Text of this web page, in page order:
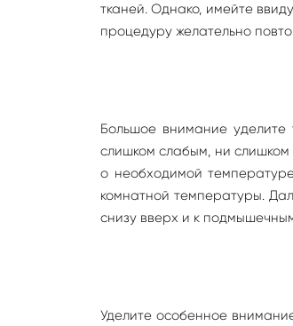
тканей. Однако, имейте
процедуру желательно
Большое внимание
слишком слабым, ни слишком
о необходимой
комнатной температуры.
снизу вверх и к
Уделите особенное